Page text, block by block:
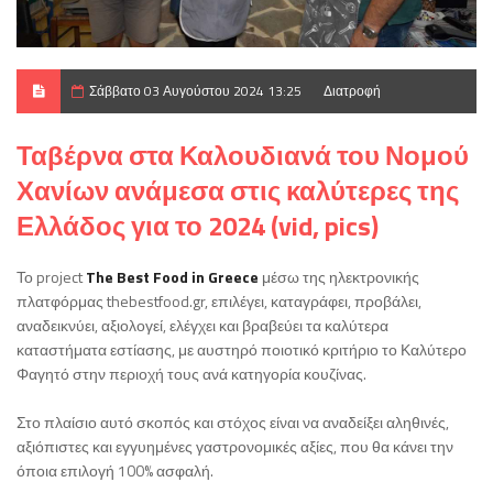
Σάββατο 03 Αυγούστου 2024 13:25 Διατροφή
Ταβέρνα στα Καλουδιανά του Νομού
Χανίων ανάμεσα στις καλύτερες της
Ελλάδος για το 2024 (vid, pics)
Το projectThe Best Food in Greece μέσω της ηλεκτρονικής
πλατφόρμας thebestfood.gr, επιλέγει, καταγράφει, προβάλει,
αναδεικνύει, αξιολογεί, ελέγχει και βραβεύει τα καλύτερα
καταστήματα εστίασης, με αυστηρό ποιοτικό κριτήριο το Καλύτερο
Φαγητό στην περιοχή τους ανά κατηγορία κουζίνας.
Στο πλαίσιο αυτό σκοπός και στόχος είναι να αναδείξει αληθινές,
αξιόπιστες και εγγυημένες γαστρονομικές αξίες, που θα κάνει την
όποια επιλογή 100% ασφαλή.